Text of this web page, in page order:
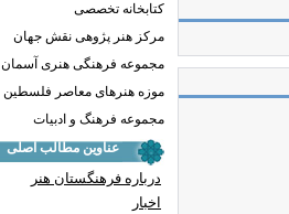
کتابخانه تخصصی
مرکز هنر پژوهی نقش جهان
مجموعه فرهنگی هنری آسمان
موزه هنرهای معاصر فلسطین
مجموعه فرهنگ و ادبیات
عناوین مطالب اصلی
درباره فرهنگستان هنر
اخبار